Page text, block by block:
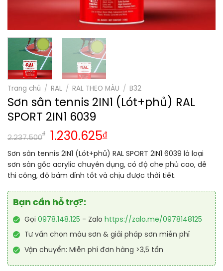
Trang chủ / RAL / RAL THEO MÀU / B32
Sơn sân tennis 2IN1 (Lót+phủ) RAL
SPORT 2IN1 6039
2.237.500
₫ 1.230.625₫
Sơn sân tennis 2IN1 (Lót+phủ) RAL SPORT 2IN1 6039 là loại
sơn sàn gốc acrylic chuyên dụng, có độ che phủ cao, dễ
thi công, độ bám dính tốt và chịu được thời tiết.
Bạn cần hỗ trợ?:
Gọi 0978.148.125 - Zalo https://zalo.me/0978148125
Tư vấn chọn màu sơn & giải pháp sơn miễn phí
Vận chuyển: Miễn phí đơn hàng >3,5 tấn